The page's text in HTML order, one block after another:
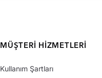
MÜŞTERI HIZMETLERI
Kullanım Şartları